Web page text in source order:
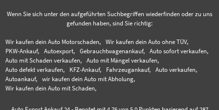
Wenn Sie sich unter den aufgeführten Suchbegriffen wiederfinden oder zu uns
gefunden haben, sind Sie richtig:
Wir kaufen dein Auto Motorschaden,
Wir kaufen dein Auto ohne TÜV,
PKW-Ankauf,
Autoexport, Gebrauchtwagenankauf,
Auto sofort verkaufen,
Auto mit Schaden verkaufen,
Auto mit Mängel verkaufen,
Auto defekt verkaufen,
KFZ-Ankauf, Fahrzeugankauf,
Auto verkaufen,
Autoankauf,
wir kaufen dein Auto mit Abholung,
Wir kaufen dein Auto mit Schaden,